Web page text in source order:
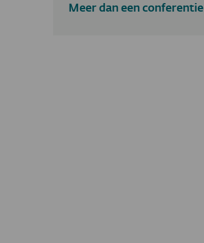
Meer dan een conferentie